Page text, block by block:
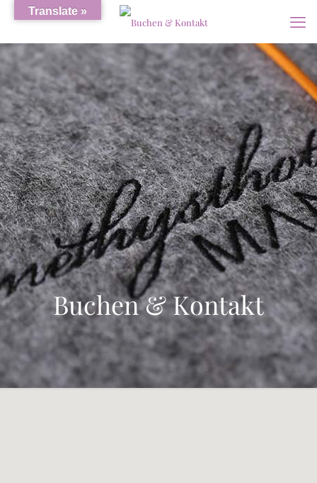
Buchen & Kontakt
Translate »